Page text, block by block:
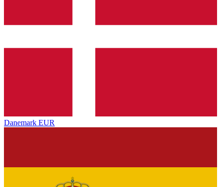
Danemark EUR